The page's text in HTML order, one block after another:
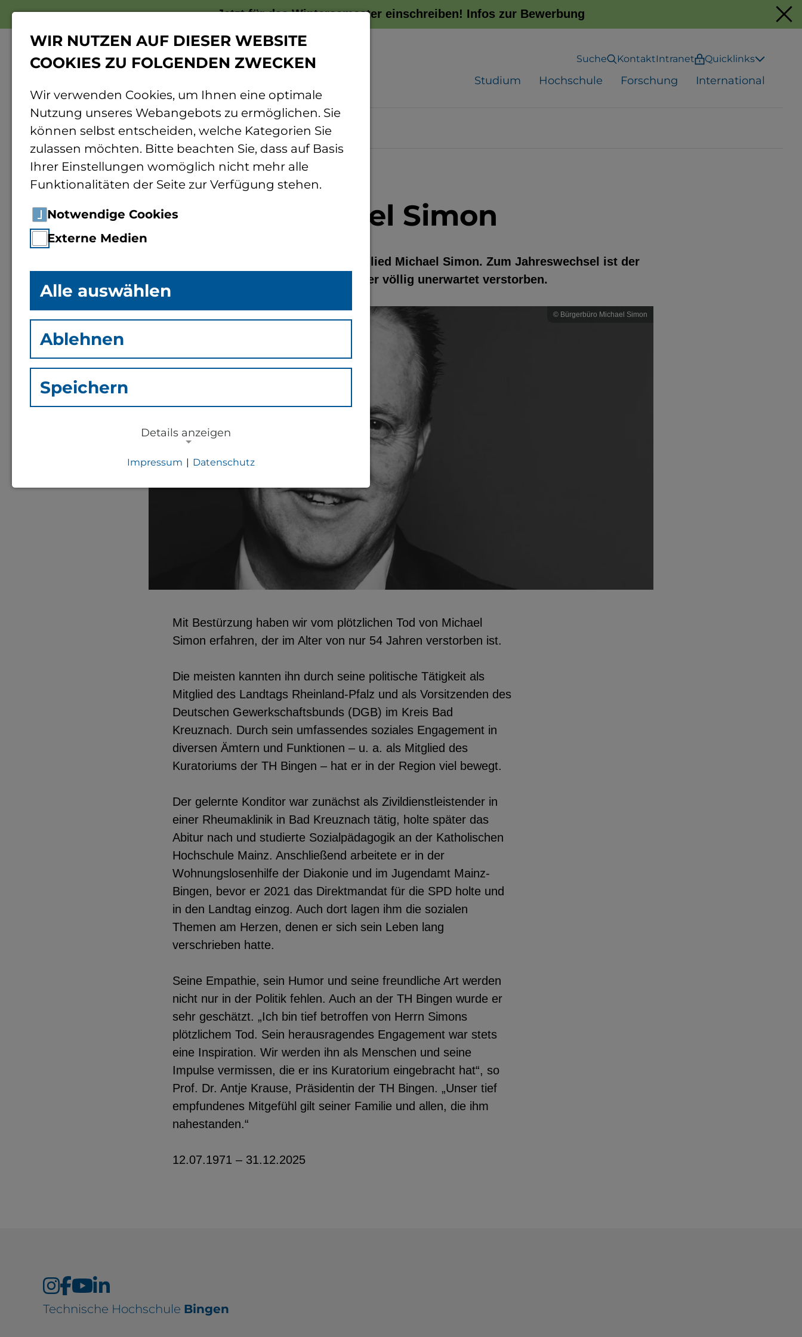
Jetzt für das Wintersemester einschreiben! Infos zur Bewerbung
Suche KontaktIntranet Quicklinks
Studium Hochschule Forschung International
Home Nachruf Michael Simon
News09.01.2026
Nachruf Michael Simon
Wir trauern um unser Kuratoriumsmitglied Michael Simon. Zum Jahreswechsel ist der
engagierte Sozialpädagoge und Politiker völlig unerwartet verstorben.
© Bürgerbüro Michael Simon
Mit Bestürzung haben wir vom plötzlichen Tod von Michael
Simon erfahren, der im Alter von nur 54 Jahren verstorben ist.
Die meisten kannten ihn durch seine politische Tätigkeit als
Mitglied des Landtags Rheinland-Pfalz und als Vorsitzenden des
Deutschen Gewerkschaftsbunds (DGB) im Kreis Bad
Kreuznach. Durch sein umfassendes soziales Engagement in
diversen Ämtern und Funktionen – u. a. als Mitglied des
Kuratoriums der TH Bingen – hat er in der Region viel bewegt.
Der gelernte Konditor war zunächst als Zivildienstleistender in
einer Rheumaklinik in Bad Kreuznach tätig, holte später das
Abitur nach und studierte Sozialpädagogik an der Katholischen
Hochschule Mainz. Anschließend arbeitete er in der
Wohnungslosenhilfe der Diakonie und im Jugendamt Mainz-
Bingen, bevor er 2021 das Direktmandat für die SPD holte und
in den Landtag einzog. Auch dort lagen ihm die sozialen
Themen am Herzen, denen er sich sein Leben lang
verschrieben hatte.
Seine Empathie, sein Humor und seine freundliche Art werden
nicht nur in der Politik fehlen. Auch an der TH Bingen wurde er
sehr geschätzt. „Ich bin tief betroffen von Herrn Simons
plötzlichem Tod. Sein herausragendes Engagement war stets
eine Inspiration. Wir werden ihn als Menschen und seine
Impulse vermissen, die er ins Kuratorium eingebracht hat“, so
Prof. Dr. Antje Krause, Präsidentin der TH Bingen. „Unser tief
empfundenes Mitgefühl gilt seiner Familie und allen, die ihm
nahestanden.“
12.07.1971 – 31.12.2025
Technische Hochschule Bingen
WIR NUTZEN AUF DIESER WEBSITE
COOKIES ZU FOLGENDEN ZWECKEN
Wir verwenden Cookies, um Ihnen eine optimale
Nutzung unseres Webangebots zu ermöglichen. Sie
können selbst entscheiden, welche Kategorien Sie
zulassen möchten. Bitte beachten Sie, dass auf Basis
Ihrer Einstellungen womöglich nicht mehr alle
Funktionalitäten der Seite zur Verfügung stehen.
Notwendige Cookies
Externe Medien
Alle auswählen
Ablehnen
Speichern
Details anzeigen
Notwendige Cookies zur Session-Verwaltung und
für die generelle Funktionalität der Seite (immer
Seitenspezifische Erfassung von Benutzerdaten
durch Drittanbieter, bspw. über das Einbinden
Impressum | Datenschutz